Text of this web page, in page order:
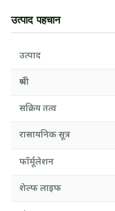
उत्पाद पहचान
उत्पाद
श्रेणी
सक्रिय तत्व
रासायनिक सूत्र
फॉर्मूलेशन
शेल्फ लाइफ